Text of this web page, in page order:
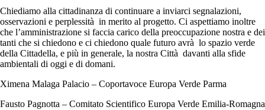
Chiediamo alla cittadinanza di continuare a inviarci segnalazioni,
osservazioni e perplessità in merito al progetto. Ci aspettiamo inoltre
che l’amministrazione si faccia carico della preoccupazione nostra e dei
tanti che si chiedono e ci chiedono quale futuro avrà lo spazio verde
della Cittadella, e più in generale, la nostra Città davanti alla sfide
ambientali di oggi e di domani.
Ximena Malaga Palacio – Coportavoce Europa Verde Parma
Fausto Pagnotta – Comitato Scientifico Europa Verde Emilia-Romagna